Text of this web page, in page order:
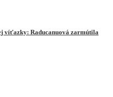
víťazky: Raducanuová zarmútila